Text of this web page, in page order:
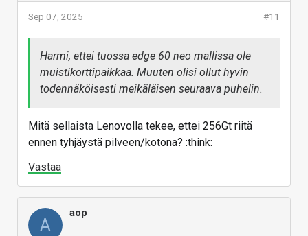
#11
Sep 07, 2025
Harmi, ettei tuossa edge 60 neo mallissa ole
muistikorttipaikkaa. Muuten olisi ollut hyvin
todennäköisesti meikäläisen seuraava puhelin.
Mitä sellaista Lenovolla tekee, ettei 256Gt riitä
ennen tyhjäystä pilveen/kotona? :think:
Vastaa
A
aop